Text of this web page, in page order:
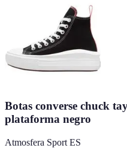
Botas converse chuck
plataforma negro
Atmosfera Sport ES